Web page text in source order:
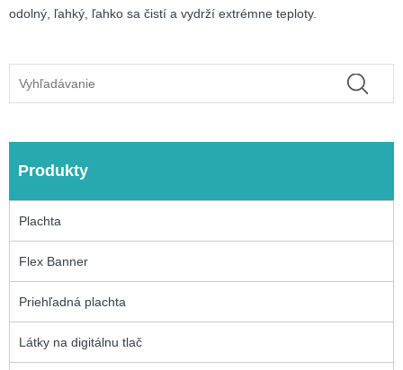
odolný, ľahký, ľahko sa čistí a vydrží extrémne teploty.
Produkty
Plachta
Flex Banner
Priehľadná plachta
Látky na digitálnu tlač